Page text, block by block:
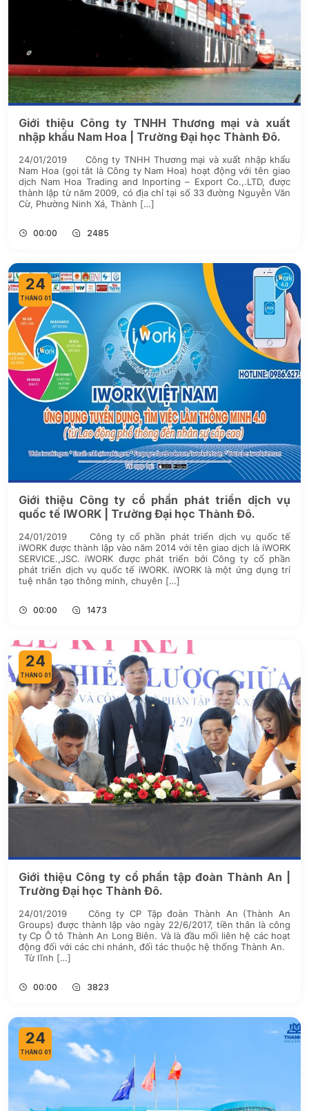
Giới thiệu Công ty TNHH Thương mại và xuất
nhập khẩu Nam Hoa | Trường Đại học Thành Đô.
24/01/2019 Công ty TNHH Thương mại và xuất nhập khẩu
Nam Hoa (gọi tắt là Công ty Nam Hoa) hoạt động với tên giao
dịch Nam Hoa Trading and Inporting – Export Co.,.LTD, được
thành lập từ năm 2009, có địa chỉ tại số 33 đường Nguyễn Văn
Cừ, Phường Ninh Xá, Thành […]
00:00 2485
24
THÁNG 01
Giới thiệu Công ty cổ phần phát triển dịch vụ
quốc tế IWORK | Trường Đại học Thành Đô.
24/01/2019 Công ty cổ phần phát triển dịch vụ quốc tế
iWORK được thành lập vào năm 2014 với tên giao dịch là iWORK
SERVICE.,JSC. iWORK được phát triển bởi Công ty cổ phần
phát triển dịch vụ quốc tế iWORK. iWORK là một ứng dụng trí
tuệ nhân tạo thông minh, chuyên […]
00:00 1473
24
THÁNG 01
Giới thiệu Công ty cổ phần tập đoàn Thành An |
Trường Đại học Thành Đô.
24/01/2019 Công ty CP Tập đoàn Thành An (Thành An
Groups) được thành lập vào ngày 22/6/2017, tiền thân là công
ty Cp Ô tô Thành An Long Biên. Và là đầu mối liên hệ các hoạt
động đối với các chi nhánh, đối tác thuộc hệ thống Thành An.
Từ lĩnh […]
00:00 3823
24
THÁNG 01